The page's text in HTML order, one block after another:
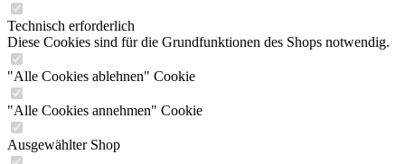
Technisch erforderlich
Diese Cookies sind für die Grundfunktionen des Shops notwendig.
"Alle Cookies ablehnen" Cookie
"Alle Cookies annehmen" Cookie
Ausgewählter Shop